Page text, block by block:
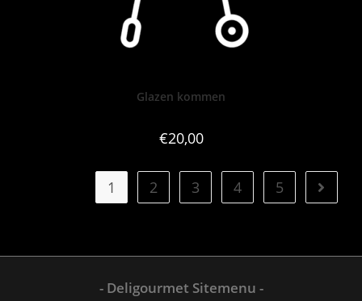
Glazen kommen
€20,00
1 2 3 4 5
- Deligourmet Sitemenu -